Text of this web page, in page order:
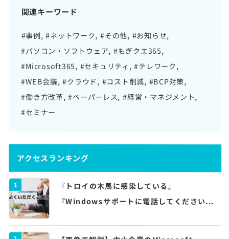
関連キーワード
#事例 #ネットワーク #その他 #お知らせ
#パソコン・ソフトウェア #もぎクエ365
#Microsoft365 #セキュリティ #テレワーク
#WEB会議 #クラウド #コスト削減 #BCP対策
#働き方改革 #ペーパーレス #経営・マネジメント
#セミナー
アクセスランキング
1 『トロイの木馬に感染している』
『Windowsサポートに電話してください...